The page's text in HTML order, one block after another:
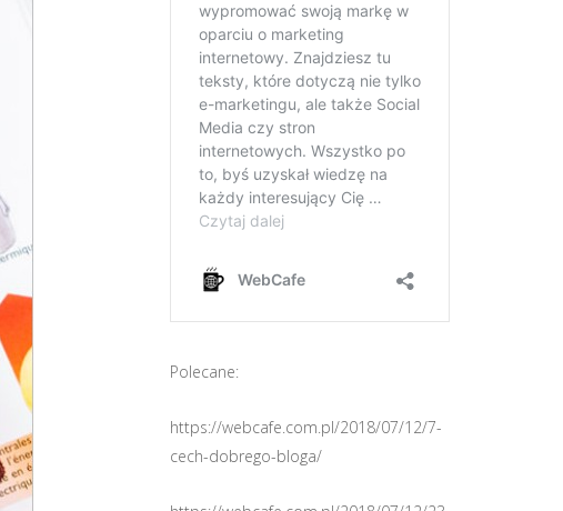
Polecane:
https://webcafe.com.pl/2018/07/12/7-
cech-dobrego-bloga/